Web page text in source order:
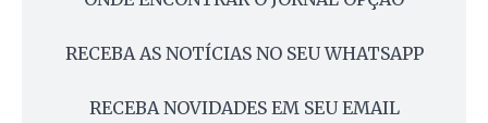
RECEBA AS NOTÍCIAS NO SEU WHATSAPP
RECEBA NOVIDADES EM SEU EMAIL